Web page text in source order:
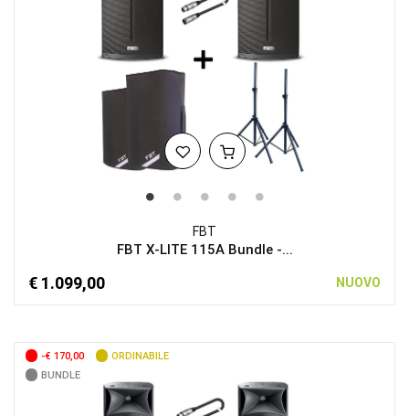
FBT
FBT X-LITE 115A Bundle -...
€ 1.099,00 NUOVO
-€ 170,00
ORDINABILE
BUNDLE